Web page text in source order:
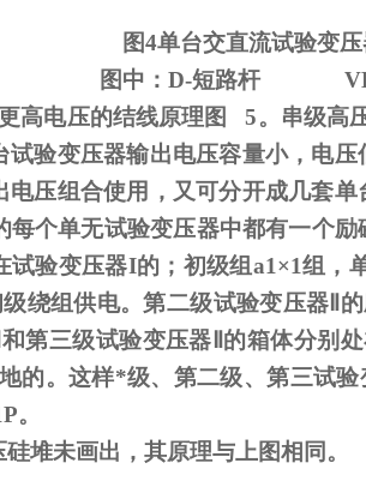
图4单台交直流试验变压
图中： D-短路杆
高电压的结线原理图5。串级高
试验变压器输出电压容量小，电
电压组合使用，又可分开成几套
个单无试验变压器中都有一个励
试验变压器I的；初级组 a1×1组，
级绕组供电。第二级试验变压器Ⅱ
第三级试验变压器Ⅱ的箱体分别
的。这样*级、第二级、第三试
。
堆未画出，其原理与上图相同。